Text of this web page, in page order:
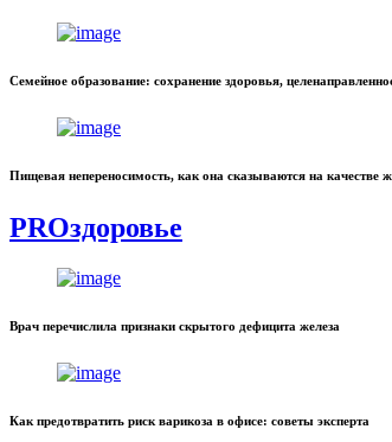
Семейное образование: сохранение здоровья,
Пищевая непереносимость, как она сказываются на качестве
PROздоровье
Врач перечислила признаки скрытого дефицита железа
Как предотвратить риск варикоза в офисе: советы эксперта